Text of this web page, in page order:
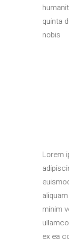
quinta
nobis
Lorem
minim
ex ea